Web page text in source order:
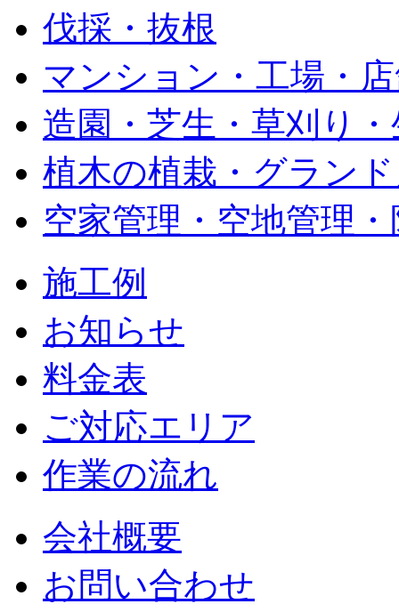
伐採・抜根
マンション・工場・
造園・芝生・草刈り
植木の植栽・グラン
空家管理・空地管理
施工例
お知らせ
料金表
ご対応エリア
作業の流れ
会社概要
お問い合わせ